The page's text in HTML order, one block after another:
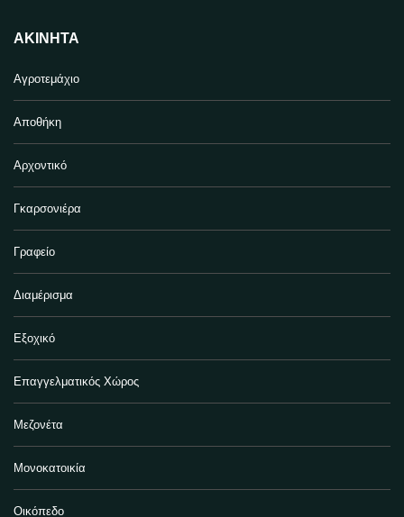
ΑΚΊΝΗΤΑ
Αγροτεμάχιο
Αποθήκη
Αρχοντικό
Γκαρσονιέρα
Γραφείο
Διαμέρισμα
Εξοχικό
Επαγγελματικός Χώρος
Μεζονέτα
Μονοκατοικία
Οικόπεδο